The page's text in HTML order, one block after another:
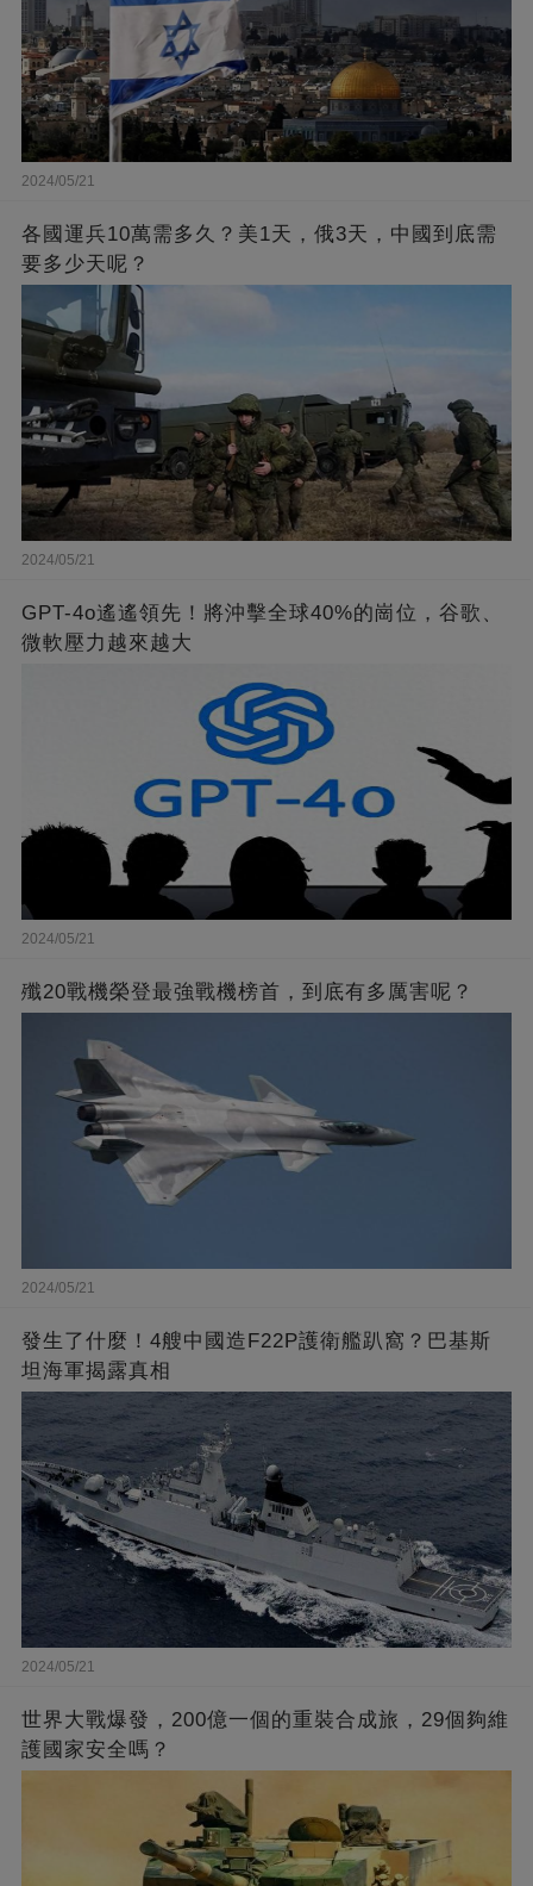
2024/05/21
各國運兵10萬需多久？美1天，俄3天，中國到底需
要多少天呢？
2024/05/21
GPT-4o遙遙領先！將沖擊全球40%的崗位，谷歌、
微軟壓力越來越大
2024/05/21
殲20戰機榮登最強戰機榜首，到底有多厲害呢？
2024/05/21
發生了什麼！4艘中國造F22P護衛艦趴窩？巴基斯
坦海軍揭露真相
2024/05/21
世界大戰爆發，200億一個的重裝合成旅，29個夠維
護國家安全嗎？